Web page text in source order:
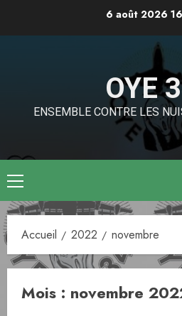
6 août 2026
OYE
ENSEMBLE CONTRE LES
Menu
principal
Accueil 2022 novembre
Mois : novembre